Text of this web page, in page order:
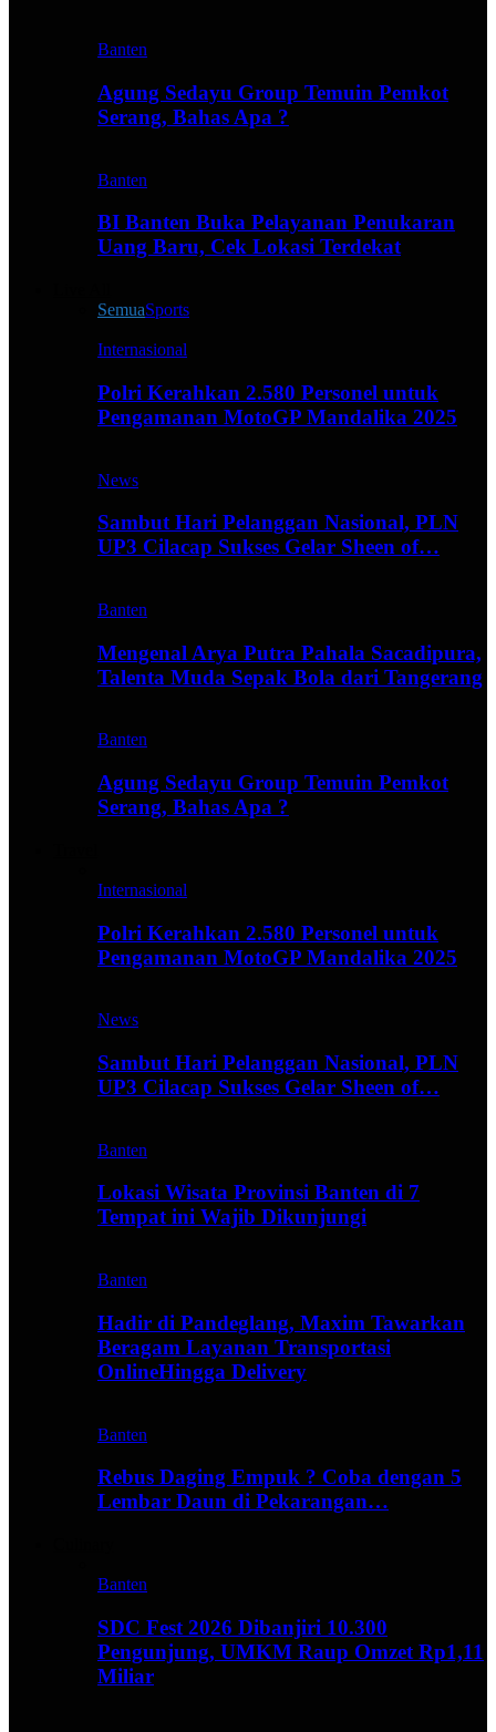
Banten
Agung Sedayu Group Temuin Pemkot
Serang, Bahas Apa ?
Banten
BI Banten Buka Pelayanan Penukaran
Uang Baru, Cek Lokasi Terdekat
SemuaSports
Internasional
Polri Kerahkan 2.580 Personel untuk
Pengamanan MotoGP Mandalika 2025
News
Sambut Hari Pelanggan Nasional, PLN
UP3 Cilacap Sukses Gelar Sheen of…
Banten
Mengenal Arya Putra Pahala Sacadipura,
Talenta Muda Sepak Bola dari Tangerang
Banten
Agung Sedayu Group Temuin Pemkot
Serang, Bahas Apa ?
Internasional
Polri Kerahkan 2.580 Personel untuk
Pengamanan MotoGP Mandalika 2025
News
Sambut Hari Pelanggan Nasional, PLN
UP3 Cilacap Sukses Gelar Sheen of…
Banten
Lokasi Wisata Provinsi Banten di 7
Tempat ini Wajib Dikunjungi
Banten
Hadir di Pandeglang, Maxim Tawarkan
Beragam Layanan Transportasi
OnlineHingga Delivery
Banten
Rebus Daging Empuk ? Coba dengan 5
Lembar Daun di Pekarangan…
Banten
SDC Fest 2026 Dibanjiri 10.300
Pengunjung, UMKM Raup Omzet Rp1,11
Miliar